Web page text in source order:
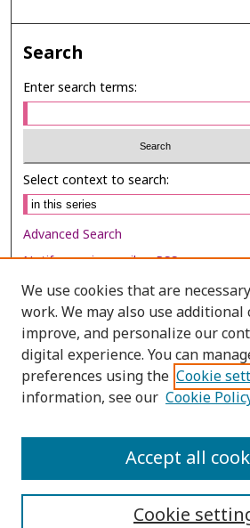
Search
Enter search terms:
Select context to search:
Advanced Search
Notify me via email orRSS
Browse
Collections
Disciplines
Authors
We use cookies that are
work. We may also use additional
improve, and personalize our
digital experience. You can
preferences using the Cookie
information, see our Cookie
Cookie
Accept all